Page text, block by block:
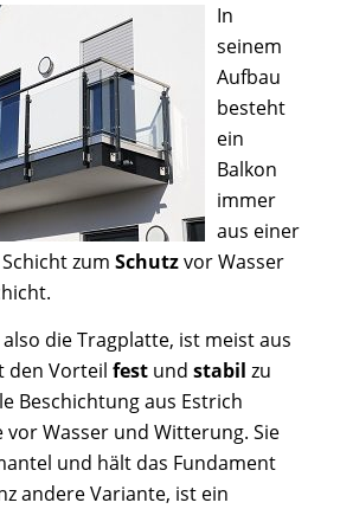
In
seinem
Aufbau
besteht
ein
Balkon
immer
aus einer
zum Schutzvor Wasser
die Tragplatte, ist meist aus
den Vorteil festund stabil zu
Beschichtung aus Estrich
Wasser und Witterung. Sie
und hält das Fundament
andere Variante, ist ein